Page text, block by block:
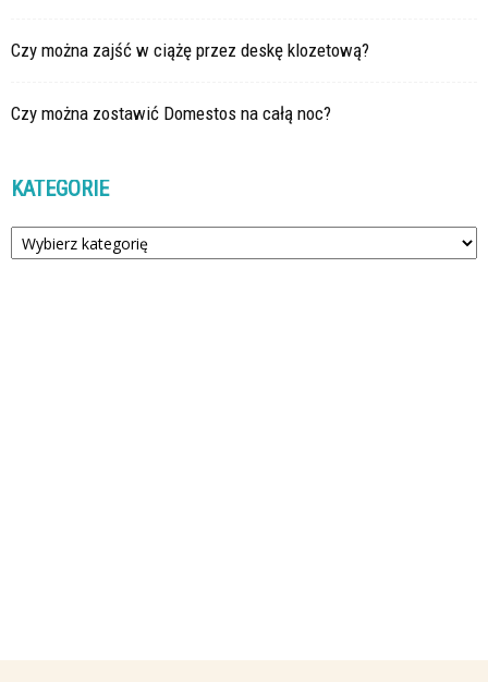
Czy można zajść w ciążę przez deskę klozetową?
Czy można zostawić Domestos na całą noc?
KATEGORIE
Kategorie